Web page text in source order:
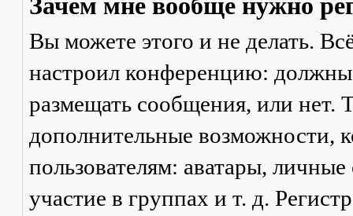
Зачем мне вообще нужно
Вы можете этого и не делать.
настроил конференцию: должны
размещать сообщения, или нет.
дополнительные возможности,
пользователям: аватары,
участие в группах и т. д.